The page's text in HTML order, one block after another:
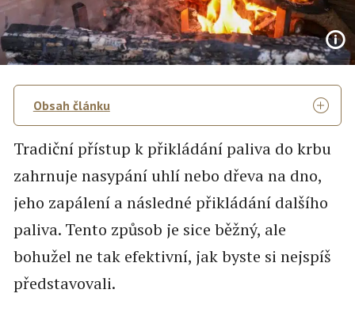
Obsah článku
Tradiční přístup k přikládání paliva do krbu
zahrnuje nasypání uhlí nebo dřeva na dno,
jeho zapálení a následné přikládání dalšího
paliva. Tento způsob je sice běžný, ale
bohužel ne tak efektivní, jak byste si nejspíš
představovali.